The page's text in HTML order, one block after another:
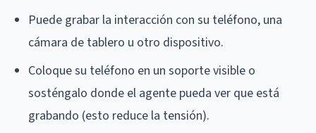
Puede grabar la interacción con su teléfono, una
cámara de tablero u otro dispositivo.
Coloque su teléfono en un soporte visible o
sosténgalo donde el agente pueda ver que está
grabando (esto reduce la tensión).